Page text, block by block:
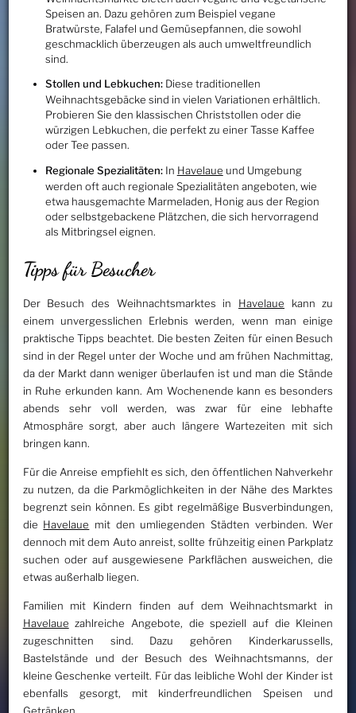
Speisen an. Dazu gehören zum Beispiel vegane
Bratwürste, Falafel und Gemüsepfannen, die sowohl
geschmacklich überzeugen als auch umweltfreundlich
sind.
Stollen und Lebkuchen:Diese traditionellen
Weihnachtsgebäcke sind in vielen Variationen erhältlich.
Probieren Sie den klassischen Christstollen oder die
würzigen Lebkuchen, die perfekt zu einer Tasse Kaffee
oder Tee passen.
Regionale Spezialitäten:In Havelaue und Umgebung
werden oft auch regionale Spezialitäten angeboten, wie
etwa hausgemachte Marmeladen, Honig aus der Region
oder selbstgebackene Plätzchen, die sich hervorragend
als Mitbringsel eignen.
Tipps für Besucher
Der Besuch des Weihnachtsmarktes in Havelaue kann zu
einem unvergesslichen Erlebnis werden, wenn man einige
praktische Tipps beachtet. Die besten Zeiten für einen Besuch
sind in der Regel unter der Woche und am frühen Nachmittag,
da der Markt dann weniger überlaufen ist und man die Stände
in Ruhe erkunden kann. Am Wochenende kann es besonders
abends sehr voll werden, was zwar für eine lebhafte
Atmosphäre sorgt, aber auch längere Wartezeiten mit sich
bringen kann.
Für die Anreise empfiehlt es sich, den öffentlichen Nahverkehr
zu nutzen, da die Parkmöglichkeiten in der Nähe des Marktes
begrenzt sein können. Es gibt regelmäßige Busverbindungen,
die Havelaue mit den umliegenden Städten verbinden. Wer
dennoch mit dem Auto anreist, sollte frühzeitig einen Parkplatz
suchen oder auf ausgewiesene Parkflächen ausweichen, die
etwas außerhalb liegen.
Familien mit Kindern finden auf dem Weihnachtsmarkt in
Havelaue zahlreiche Angebote, die speziell auf die Kleinen
zugeschnitten sind. Dazu gehören Kinderkarussells,
Bastelstände und der Besuch des Weihnachtsmanns, der
kleine Geschenke verteilt. Für das leibliche Wohl der Kinder ist
ebenfalls gesorgt, mit kinderfreundlichen Speisen und